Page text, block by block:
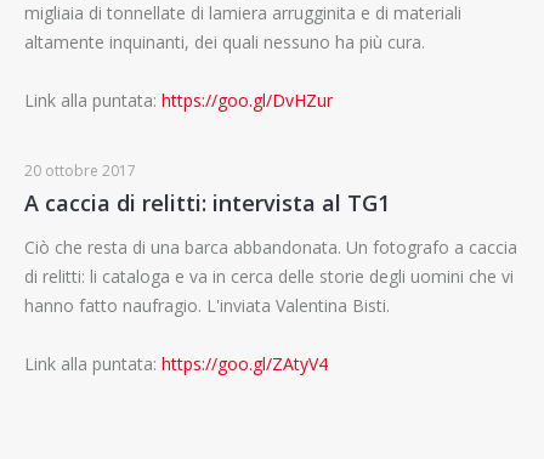
migliaia di tonnellate di lamiera arrugginita e di materiali
altamente inquinanti, dei quali nessuno ha più cura.
Link alla puntata: https://goo.gl/DvHZur
20 ottobre 2017
A caccia di relitti: intervista al TG1
Ciò che resta di una barca abbandonata. Un fotografo a caccia
di relitti: li cataloga e va in cerca delle storie degli uomini che vi
hanno fatto naufragio. L'inviata Valentina Bisti.
Link alla puntata: https://goo.gl/ZAtyV4